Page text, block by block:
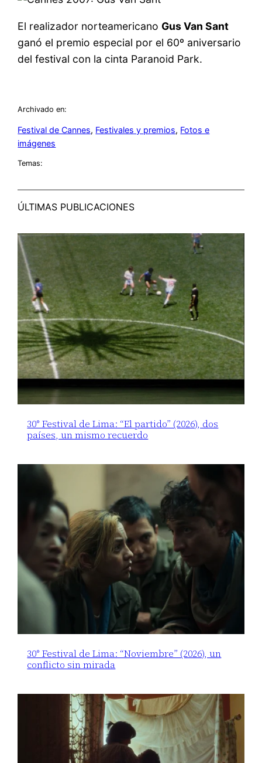
El realizador norteamericano Gus Van Sant
ganó el premio especial por el 60º aniversario
del festival con la cinta Paranoid Park.
Archivado en:
Festival de Cannes, Festivales y premios, Fotos e
imágenes
Temas:
ÚLTIMAS PUBLICACIONES
30° Festival de Lima: “El partido” (2026), dos
países, un mismo recuerdo
30° Festival de Lima: “Noviembre” (2026), un
conflicto sin mirada